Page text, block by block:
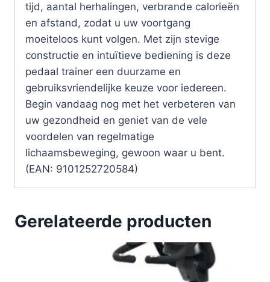
tijd, aantal herhalingen, verbrande calorieën
en afstand, zodat u uw voortgang
moeiteloos kunt volgen. Met zijn stevige
constructie en intuïtieve bediening is deze
pedaal trainer een duurzame en
gebruiksvriendelijke keuze voor iedereen.
Begin vandaag nog met het verbeteren van
uw gezondheid en geniet van de vele
voordelen van regelmatige
lichaamsbeweging, gewoon waar u bent.
(EAN: 9101252720584)
Gerelateerde producten